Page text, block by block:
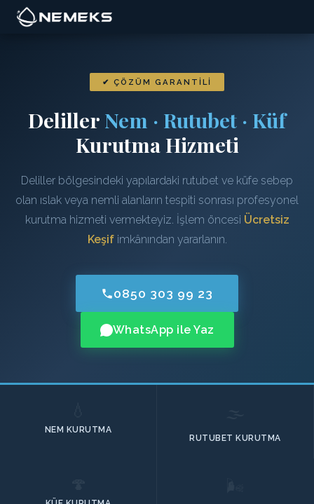
✔ ÇÖZÜM GARANTILI
Deliller Nem · Rutubet · Küf
Kurutma Hizmeti
Deliller bölgesindeki yapılardaki rutubet ve küfe sebep
olan ıslak veya nemli alanların tespiti sonrası profesyonel
kurutma hizmeti vermekteyiz. İşlem öncesi Ücretsiz
Keşifimkânından yararlanın.
0850 303 99 23
WhatsApp ile Yaz
NEM KURUTMA
RUTUBET KURUTMA